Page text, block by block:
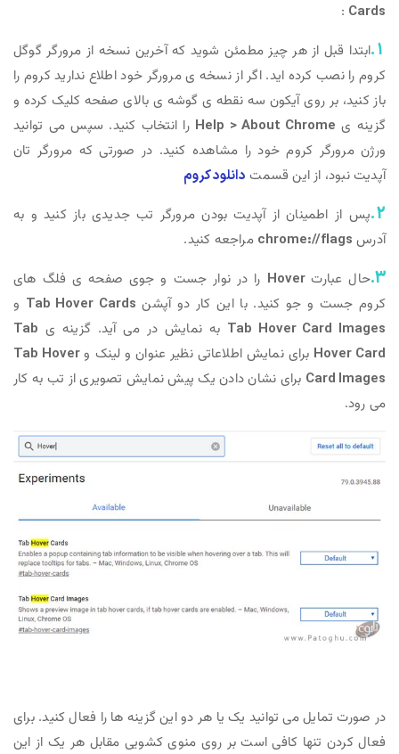
Cards
:
1. ابتدا قبل از هر چیز مطمئن شوید که آخرین نسخه از مرورگر گوگل
کروم را نصب کرده اید. اگر از نسخه ی مرورگر خود اطلاع ندارید کروم را
باز کنید، بر روی آیکون سه نقطه ی گوشه ی بالای صفحه کلیک کرده و
گزینه ی Help > About Chrome را انتخاب کنید. سپس می توانید
ورژن مرورگر کروم خود را مشاهده کنید. در صورتی که مرورگر تان
آپدیت نبود، از این قسمت دانلود کروم
2. پس از اطمینان از آپدیت بودن مرورگر تب جدیدی باز کنید و به
آدرس chrome://flags مراجعه کنید.
3. حال عبارتHover را در نوار جست و جوی صفحه ی فلگ های
کروم جست و جو کنید. با این کار دو آپشن Tab Hover Cards و
Tab Hover Card Images به نمایش در می آید. گزینه ی Tab
Hover Card برای نمایش اطلاعاتی نظیر عنوان و لینک وTab Hover
Card Images برای نشان دادن یک پیش نمایش تصویری از تب به کار
می رود.
در صورت تمایل می توانید یک یا هر دو این گزینه ها را فعال کنید. برای
فعال کردن تنها کافی است بر روی منوی کشویی مقابل هر یک از این